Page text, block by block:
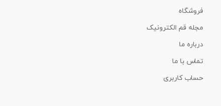
فروشگاه
مجله قم الکترونیک
درباره ما
تماس با ما
حساب کاربری